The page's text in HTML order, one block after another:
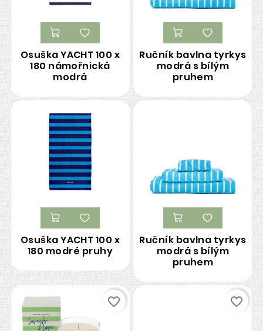
Osuška YACHT 100 x
180 námořnická
modrá
Ručník bavlna tyrkys
modrá s bílým
pruhem
Osuška YACHT 100 x
180 modré pruhy
Ručník bavlna tyrkys
modrá s bílým
pruhem
favorite_border favorite_border